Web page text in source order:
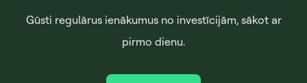
Gūsti regulārus ienākumus no investīcijām, sākot ar
pirmo dienu.